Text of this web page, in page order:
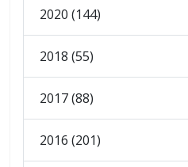
2020 (144)
2018 (55)
2017 (88)
2016 (201)